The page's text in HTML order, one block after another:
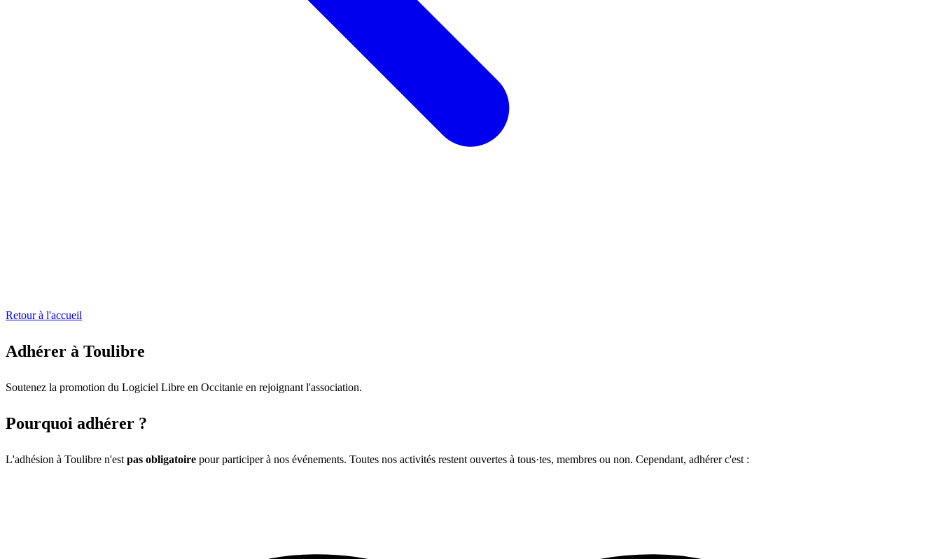
Retour à l'accueil
Adhérer à Toulibre
Soutenez la promotion du Logiciel Libre en Occitanie en rejoignant l'association.
Pourquoi adhérer ?
L'adhésion à Toulibre n'est pas obligatoire pour participer à nos événements. Toutes nos activités restent ouvertes à tous·tes, membres ou non. Cependant, adhérer c'est :